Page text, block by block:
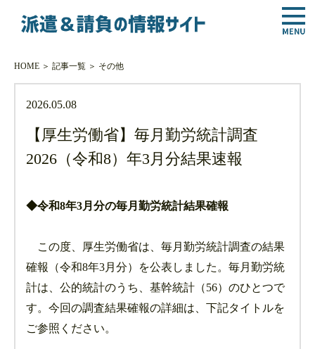
HOME＞ 記事一覧＞ その他
2026.05.08
【厚生労働省】毎月勤労統計調査
2026（令和8）年3月分結果速報
◆令和8年3月分の毎月勤労統計結果確報
この度、厚生労働省は、毎月勤労統計調査の結果
確報（令和8年3月分）を公表しました。毎月勤労統
計は、公的統計のうち、基幹統計（56）のひとつで
す。今回の調査結果確報の詳細は、下記タイトルを
ご参照ください。